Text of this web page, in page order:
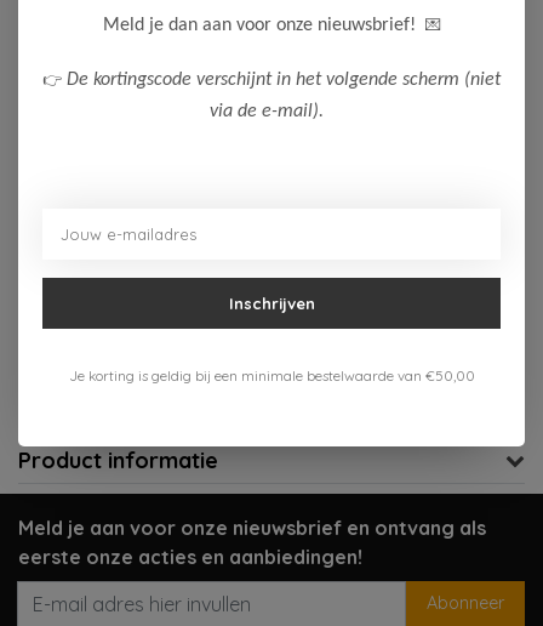
Maak een keuze:
Aan verlanglijst toevoegen
Gratis verzenden vanaf 75,-
Verzenden 1-3 werkdagen
Product informatie
Meld je aan voor onze nieuwsbrief en ontvang als
eerste onze acties en aanbiedingen!
Abonneer
Meld je dan aan voor onze nieuwsbrief! 💌
👉 De kortingscode verschijnt in het volgende scherm (niet
via de e-mail).
Inschrijven
Je korting is geldig bij een minimale bestelwaarde van €50,00